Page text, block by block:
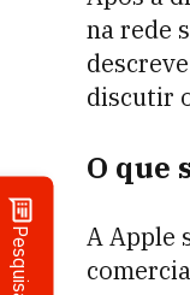
Pesquisa
na rede
discutir
O que
A Apple